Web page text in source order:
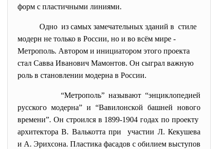
форм с пластичными линиями.
Одно из самых замечательных зданий в стиле
модерн не только в России, но и во всём мире -
Метрополь. Автором и инициатором этого проекта
стал Савва Иванович Мамонтов. Он сыграл важную
роль в становлении модерна в России.
“Метрополь” называют “энциклопедией
русского модерна” и “Вавилонской башней нового
времени”. Он строился в 1899-1904 годах по проекту
архитектора В. Валькотта при участии Л. Кекушева
и А. Эрихсона. Пластика фасадов с обилием выступов